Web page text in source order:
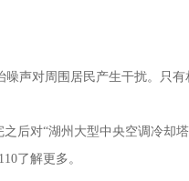
声对周围居民产生干扰。只有
后对“湖州大型中央空调冷却
了解更多。